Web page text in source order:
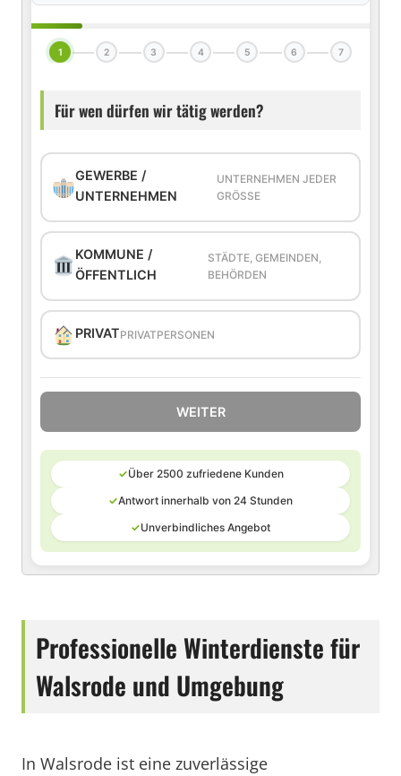
1 2 3 4 5 6 7
Für wen dürfen wir tätig werden?
GEWERBE /
UNTERNEHMEN
UNTERNEHMEN JEDER
GRÖSSE
KOMMUNE /
ÖFFENTLICH
STÄDTE, GEMEINDEN,
BEHÖRDEN
PRIVATPRIVATPERSONEN
WEITER
✓Über 2500 zufriedene Kunden
✓Antwort innerhalb von 24 Stunden
✓Unverbindliches Angebot
Professionelle Winterdienste für
Walsrode und Umgebung
In Walsrode ist eine zuverlässige